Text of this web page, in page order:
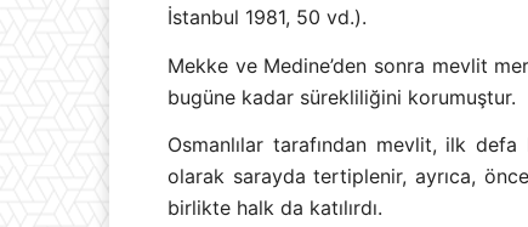
İstanbul 1981, 50 vd.).
Mekke ve Medine’den sonra mevlit
bugüne kadar sürekliliğini korumuştur.
Osmanlılar tarafından mevlit, ilk
olarak sarayda tertiplenir, ayrıca,
birlikte halk da katılırdı.